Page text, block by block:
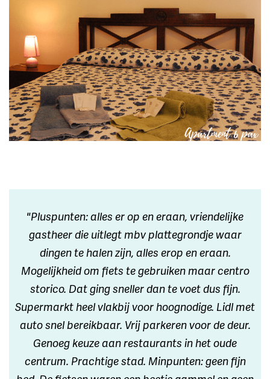
"Pluspunten: alles er op en eraan, vriendelijke
gastheer die uitlegt mbv plattegrondje waar
dingen te halen zijn, alles erop en eraan.
Mogelijkheid om fiets te gebruiken maar centro
storico. Dat ging sneller dan te voet dus fijn.
Supermarkt heel vlakbij voor hoognodige. Lidl met
auto snel bereikbaar. Vrij parkeren voor de deur.
Genoeg keuze aan restaurants in het oude
centrum. Prachtige stad. Minpunten: geen fijn